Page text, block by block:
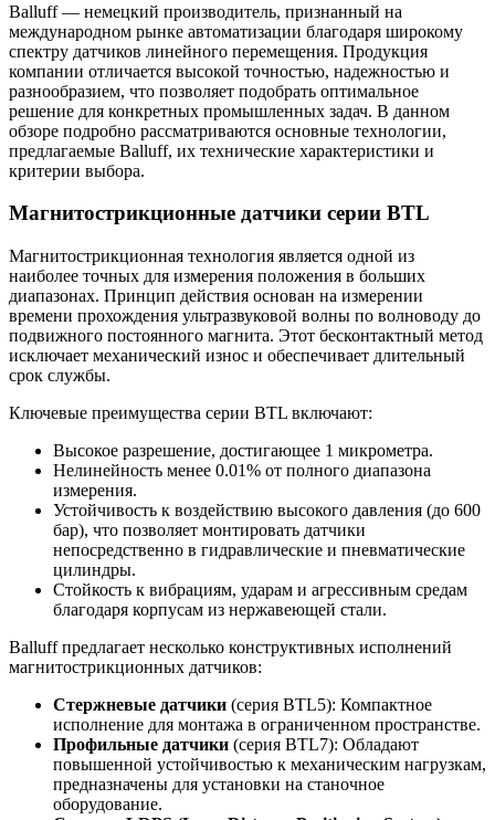
Balluff — немецкий производитель, признанный на
международном рынке автоматизации благодаря широкому
спектру датчиков линейного перемещения. Продукция
компании отличается высокой точностью, надежностью и
разнообразием, что позволяет подобрать оптимальное
решение для конкретных промышленных задач. В данном
обзоре подробно рассматриваются основные технологии,
предлагаемые Balluff, их технические характеристики и
критерии выбора.
Магнитострикционные датчики серии BTL
Магнитострикционная технология является одной из
наиболее точных для измерения положения в больших
диапазонах. Принцип действия основан на измерении
времени прохождения ультразвуковой волны по волноводу до
подвижного постоянного магнита. Этот бесконтактный метод
исключает механический износ и обеспечивает длительный
срок службы.
Ключевые преимущества серии BTL включают:
Высокое разрешение, достигающее 1 микрометра.
Нелинейность менее 0.01% от полного диапазона
измерения.
Устойчивость к воздействию высокого давления (до 600
бар), что позволяет монтировать датчики
непосредственно в гидравлические и пневматические
цилиндры.
Стойкость к вибрациям, ударам и агрессивным средам
благодаря корпусам из нержавеющей стали.
Balluff предлагает несколько конструктивных исполнений
магнитострикционных датчиков:
Стержневые датчики (серия BTL5): Компактное
исполнение для монтажа в ограниченном пространстве.
Профильные датчики (серия BTL7): Обладают
повышенной устойчивостью к механическим нагрузкам,
предназначены для установки на станочное
оборудование.